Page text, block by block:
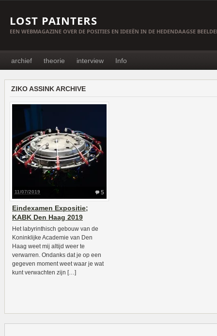
LOST PAINTERS
EEN WEBMAGAZINE OVER DE POSITIES EN IDEEËN IN DE HEDENDAAGSE
archief theorie interview Info
ZIKO ASSINK ARCHIVE
5
11/07/2019
Eindexamen Expositie;
KABK Den Haag 2019
Het labyrinthisch gebouw van de
Koninklijke Academie van Den
Haag weet mij altijd weer te
verwarren. Ondanks dat je op een
gegeven moment weet waar je wat
kunt verwachten zijn […]